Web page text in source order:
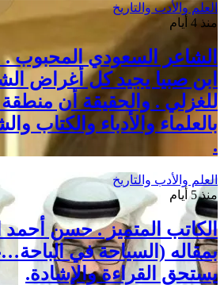
العلم والأدب والتاريخ
منذ 4 أيام
الشاعر السعودي
ابن صبيا يجيد كل أغراض
للغزلي . والحقيقة أن منطقة
بالعلماء والأدباء والكتاب
.
العلم والأدب والتاريخ
منذ 5 أيام
الكاتب المتميز . حسن أحمد
بمقاله (السياحة في
يستحق القراءة والإشادة.